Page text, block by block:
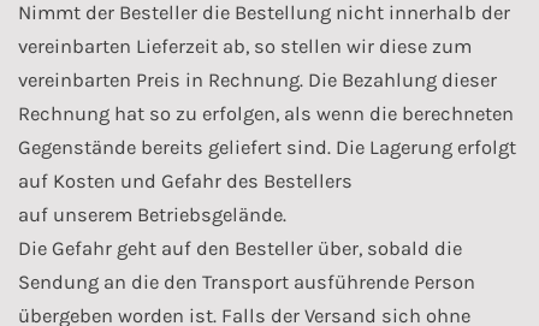
Nimmt der Besteller die Bestellung nicht innerhalb der
vereinbarten Lieferzeit ab, so stellen wir diese zum
vereinbarten Preis in Rechnung. Die Bezahlung dieser
Rechnung hat so zu erfolgen, als wenn die berechneten
Gegenstände bereits geliefert sind. Die Lagerung erfolgt
auf Kosten und Gefahr des Bestellers
auf unserem Betriebsgelände.
Die Gefahr geht auf den Besteller über, sobald die
Sendung an die den Transport ausführende Person
übergeben worden ist. Falls der Versand sich ohne